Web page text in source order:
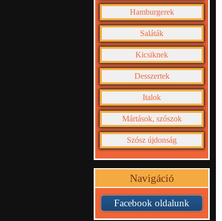
Hamburgerek
Saláták
Kicsiknek
Desszertek
Italok
Mártások, szószok
Szósz újdonság
Navigáció
Facebook oldalunk